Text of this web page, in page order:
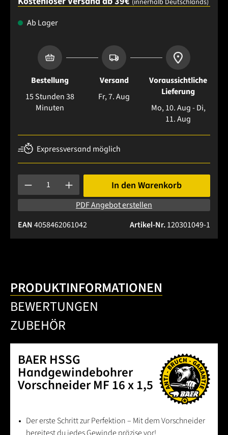
(innerhalb Deutschlands)
Ab Lager
Bestellung
15 Stunden 38
Minuten
Versand
Fr, 7. Aug
Voraussichtliche
Lieferung
Mo, 10. Aug - Di,
11. Aug
Expressversand möglich
Produkt Anzahl: Gib den gewünschten Wert ein oder
In den Warenkorb
PDF Angebot erstellen
Artikel-Nr.120301049-1
EAN4058462061042
PRODUKTINFORMATIONEN
BEWERTUNGEN
ZUBEHÖR
BAER HSSG
Handgewindebohrer
Vorschneider MF 16 x 1,5
Der erste Schritt zur Perfektion – Mit dem Vorschneider